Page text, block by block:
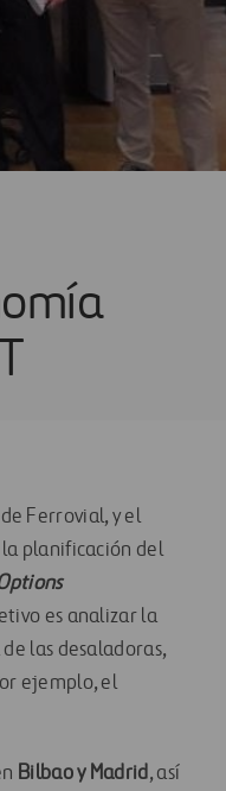
Ferrovial, y el
planificación del
es analizar la
las desaladoras,
ejemplo, el
Bilbao y Madrid, así